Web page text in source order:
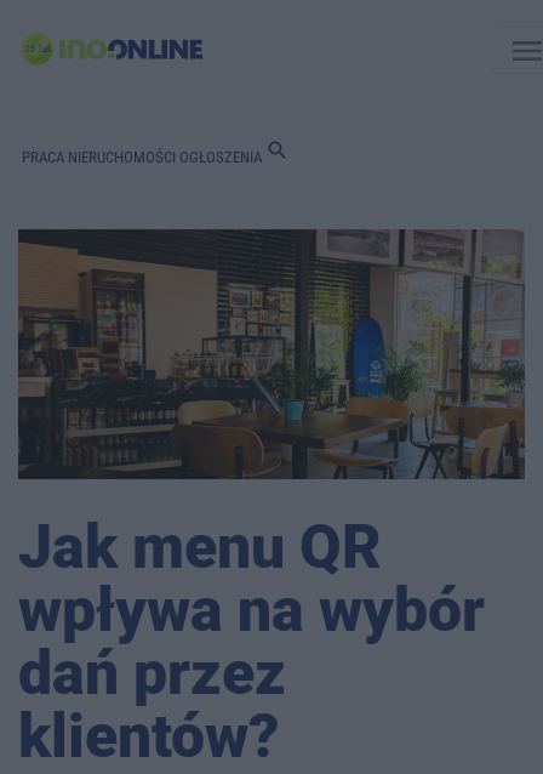
PRACA NIERUCHOMOŚCI OGŁOSZENIA search
Jak menu QR
wpływa na wybór
dań przez
klientów?